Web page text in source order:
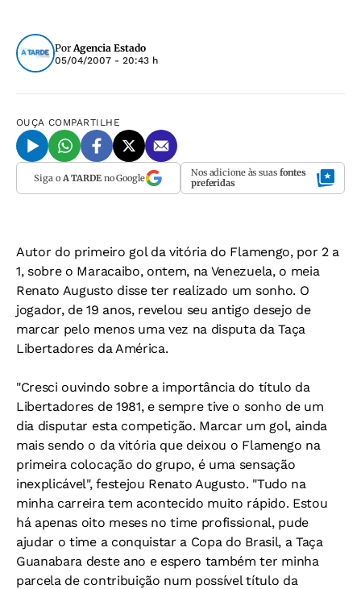
PorAgencia Estado
05/04/2007 - 20:43 h
OUÇA COMPARTILHE
Siga o A TARDEno Google Nos adicione às suas fontes
preferidas
Autor do primeiro gol da vitória do Flamengo, por 2 a
1, sobre o Maracaibo, ontem, na Venezuela, o meia
Renato Augusto disse ter realizado um sonho. O
jogador, de 19 anos, revelou seu antigo desejo de
marcar pelo menos uma vez na disputa da Taça
Libertadores da América.
"Cresci ouvindo sobre a importância do título da
Libertadores de 1981, e sempre tive o sonho de um
dia disputar esta competição. Marcar um gol, ainda
mais sendo o da vitória que deixou o Flamengo na
primeira colocação do grupo, é uma sensação
inexplicável", festejou Renato Augusto. "Tudo na
minha carreira tem acontecido muito rápido. Estou
há apenas oito meses no time profissional, pude
ajudar o time a conquistar a Copa do Brasil, a Taça
Guanabara deste ano e espero também ter minha
parcela de contribuição num possível título da